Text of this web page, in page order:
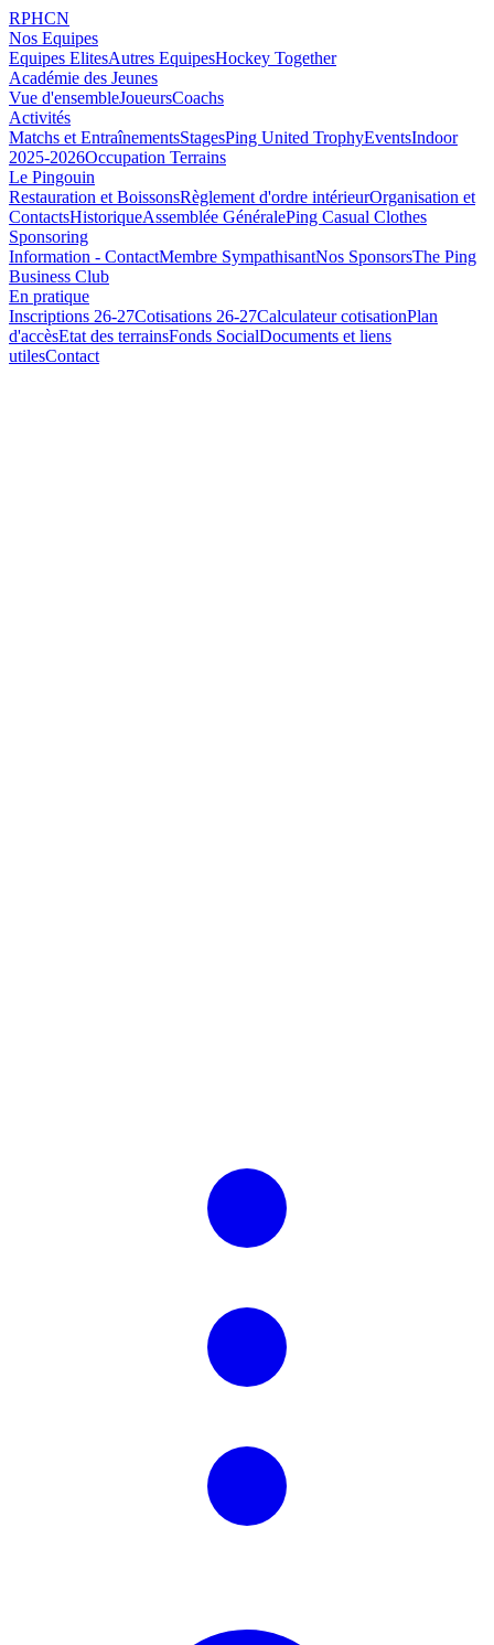
RPHCN
Nos Equipes
Equipes ElitesAutres EquipesHockey Together
Académie des Jeunes
Vue d'ensembleJoueursCoachs
Activités
Matchs et EntraînementsStagesPing United TrophyEventsIndoor
2025-2026Occupation Terrains
Le Pingouin
Restauration et BoissonsRèglement d'ordre intérieurOrganisation et
ContactsHistoriqueAssemblée GénéralePing Casual Clothes
Sponsoring
Information - ContactMembre SympathisantNos SponsorsThe Ping
Business Club
En pratique
Inscriptions 26-27Cotisations 26-27Calculateur cotisationPlan
d'accèsEtat des terrainsFonds SocialDocuments et liens
utilesContact